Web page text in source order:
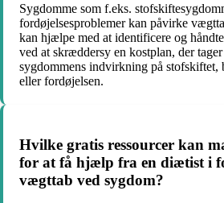
Sygdomme som f.eks.
fordøjelsesproblemer kan påvirke
kan hjælpe med at identificere og
ved at skræddersy en kostplan, der
sygdommens indvirkning på stofskiftet,
eller fordøjelsen.
Hvilke gratis ressourcer kan
for at få hjælp fra en diætist i
vægttab ved sygdom?